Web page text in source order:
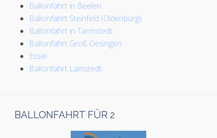
Ballonfahrt in Beelen
Ballonfahrt Steinfeld (Oldenburg)
Ballonfahrt in Tarmstedt
Ballonfahrt Groß Oesingen
Essel
Ballonfahrt Lamstedt
BALLONFAHRT FÜR 2